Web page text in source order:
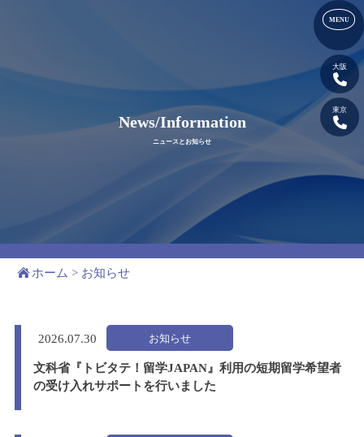
大阪
東京
News/Information
ニュースとお知らせ
ホーム > お知らせ
2026.07.30 お知らせ
文科省『トビタテ！留学JAPAN』利用の短期留学希望者
の受け入れサポートを行いました